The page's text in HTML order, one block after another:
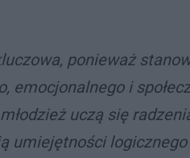
ponieważ
emocjonalnego i
uczą się
umiejętności